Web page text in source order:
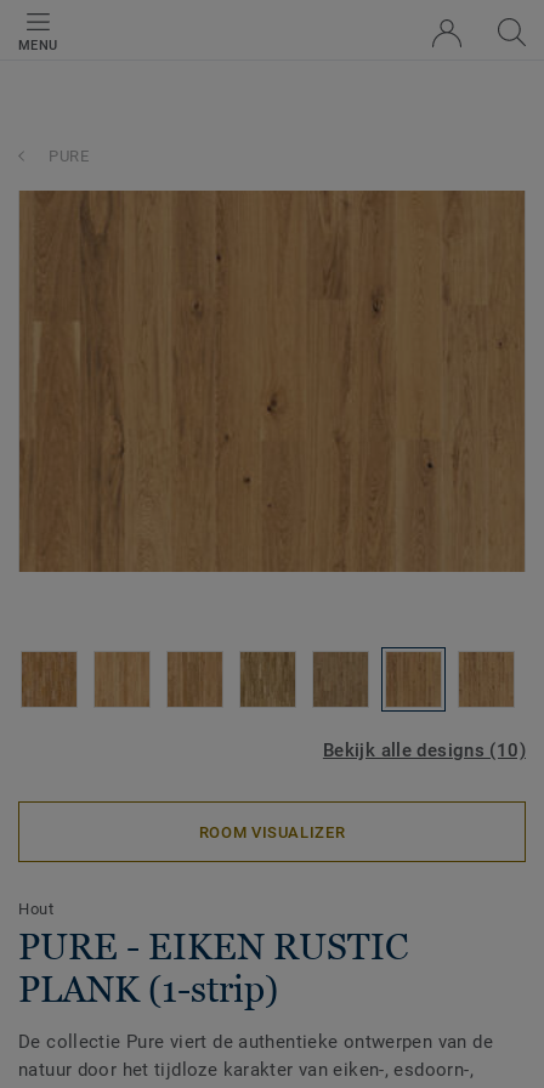
MENU
PURE
Bekijk alle designs (10)
ROOM VISUALIZER
Hout
PURE - EIKEN RUSTIC
PLANK (1-strip)
De collectie Pure viert de authentieke ontwerpen van de
natuur door het tijdloze karakter van eiken-, esdoorn-,